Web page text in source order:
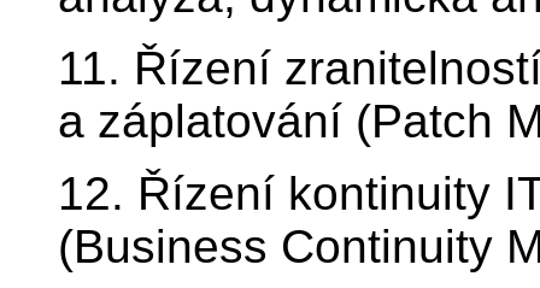
11. Řízení
a záplatování (Patch
12. Řízení kontinuity
(Business Continuity